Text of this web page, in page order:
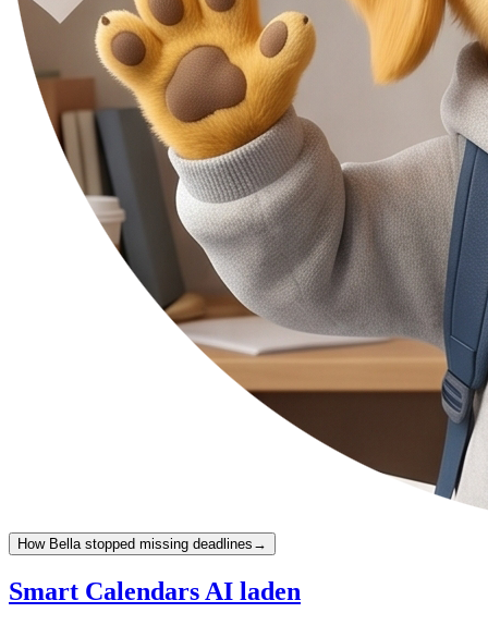
How Bella stopped missing deadlines →
Smart Calendars AI laden